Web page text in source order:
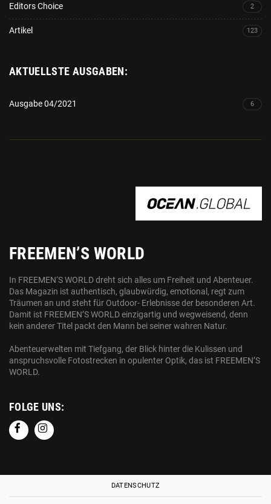
Editors Choice 2
Artikel 123
AKTUELLSTE AUSGABEN:
Ausgabe 04/2021 6
FREEMEN’S WORLD
In FREEMEN‘S WORLD dreht sich alles um Freiheit und Abenteuer.
Das Magazin ist authentisch, glaubwürdig, emotional, regt zum
Träumen an und steht für Outdoor- Erlebnisse der besonderen Art.
Damit ist FREEMEN’S WORLD einzigartig und wegweisend, denn
kein anderer Titel packt den Mann bei seiner wahren Natur.
Abenteuerwelten mit Tiefgang, der Blick hinter die Kulissen und
anspruchsvolle Fotostrecken in opulenter Optik, das ist FREEMEN’S
WORLD.
FOLGE UNS:
DATENSCHUTZ